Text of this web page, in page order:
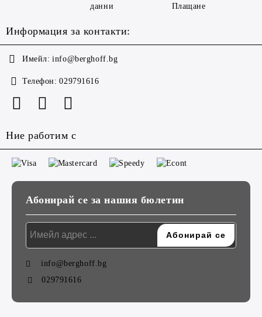
данни
Плащане
Информация за контакти:
Имейл: info@berghoff.bg
Телефон: 029791616
Ние работим с
Абонирай се за нашия бюлетин
info@berghoff.bg
029791616